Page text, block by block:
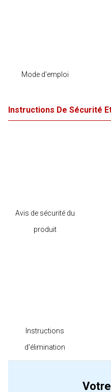
Mode d'emploi
Instructions De Sécurité
Avis de sécurité du
produit
Instructions
d'élimination